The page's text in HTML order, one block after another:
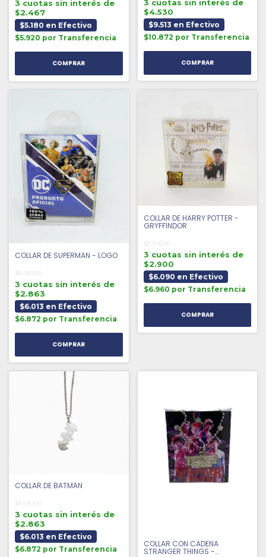
3 cuotas sin interés de
$2.467
$5.180 en Efectivo
$5.920 por Transferencia
3 cuotas sin interés de
$4.530
$9.513 en Efectivo
$10.872 por Transferencia
COLLAR DE SUPERMAN - LOGO
$8.590,00
3 cuotas sin interés de
$2.863
$6.013 en Efectivo
$6.872 por Transferencia
COLLAR DE HARRY POTTER -
GRYFFINDOR
$8.700,00
3 cuotas sin interés de
$2.900
$6.090 en Efectivo
$6.960 por Transferencia
COLLAR DE BATMAN
$8.590,00
3 cuotas sin interés de
$2.863
$6.013 en Efectivo
$6.872 por Transferencia
COLLAR CON CADENA
STRANGER THINGS -